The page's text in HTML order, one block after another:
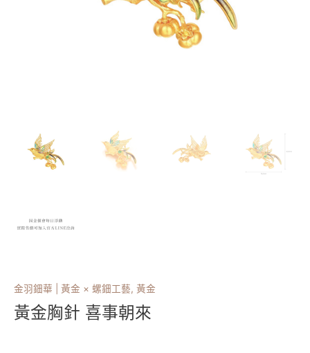
金羽鈿華 | 黃金 × 螺鈿工藝, 黃金
黃金胸針 喜事朝來